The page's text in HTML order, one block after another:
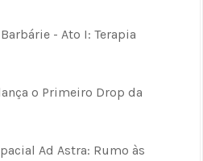
- Ato I: Terapia
o Primeiro Drop da
Ad Astra: Rumo às